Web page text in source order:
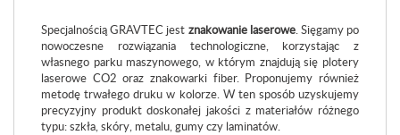
Specjalnością GRAVTEC jest znakowanie laserowe. Sięgamy po
nowoczesne rozwiązania technologiczne, korzystając z
własnego parku maszynowego, w którym znajdują się plotery
laserowe CO2 oraz znakowarki fiber. Proponujemy również
metodę trwałego druku w kolorze. W ten sposób uzyskujemy
precyzyjny produkt doskonałej jakości z materiałów różnego
typu: szkła, skóry, metalu, gumy czy laminatów.